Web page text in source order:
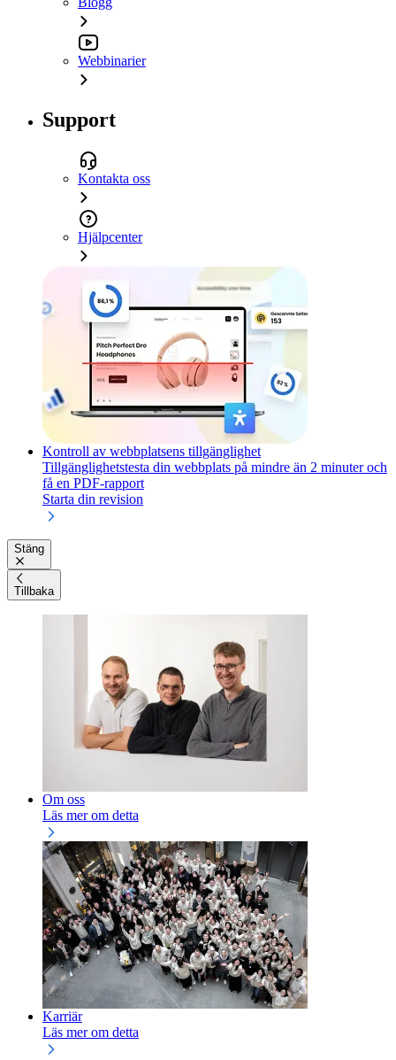
Webbinarier
Support
Kontakta oss
Hjälpcenter
Kontroll av webbplatsens tillgänglighet
Tillgänglighetstesta din webbplats på mindre än 2 minuter och
få en PDF-rapport
Starta din revision
Stäng
Tillbaka
Om oss
Läs mer om detta
Karriär
Läs mer om detta